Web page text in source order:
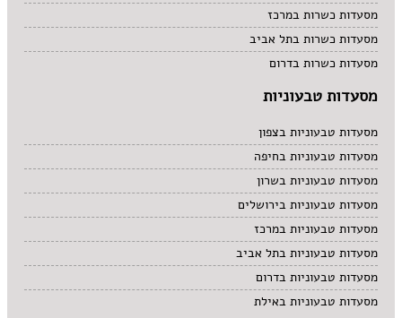
מסעדות כשרות במרכז
מסעדות כשרות בתל אביב
מסעדות כשרות בדרום
מסעדות טבעוניות
מסעדות טבעוניות בצפון
מסעדות טבעוניות בחיפה
מסעדות טבעוניות בשרון
מסעדות טבעוניות בירושלים
מסעדות טבעוניות במרכז
מסעדות טבעוניות בתל אביב
מסעדות טבעוניות בדרום
מסעדות טבעוניות באילת